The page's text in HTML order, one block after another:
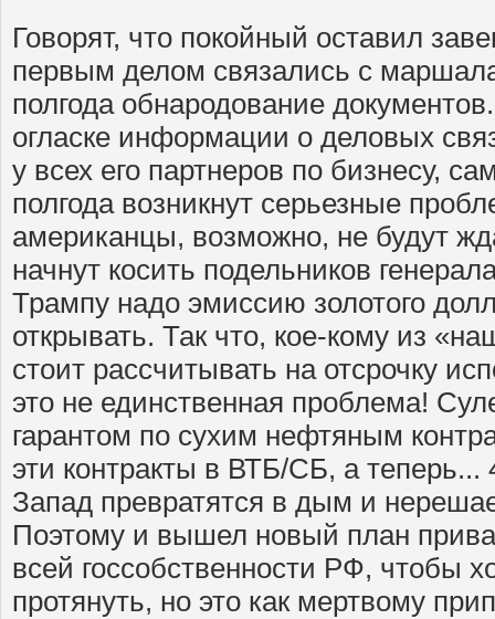
Говорят, что покойный оставил
первым делом связались с
полгода обнародование
огласке информации о деловых
у всех его партнеров по бизнесу,
полгода возникнут серьезные
американцы, возможно, не будут
начнут косить подельников
Трампу надо эмиссию золотого
открывать. Так что, кое-кому из
стоит рассчитывать на отсрочку
это не единственная проблема!
гарантом по сухим нефтяным
эти контракты в ВТБ/СБ, а
Запад превратятся в дым и
Поэтому и вышел новый план
всей госсобственности РФ, чтобы
протянуть, но это как мертвому